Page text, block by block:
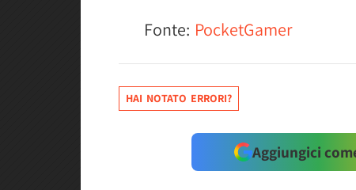
Fonte: PocketGamer
HAI NOTATO ERRORI?
Aggiungici